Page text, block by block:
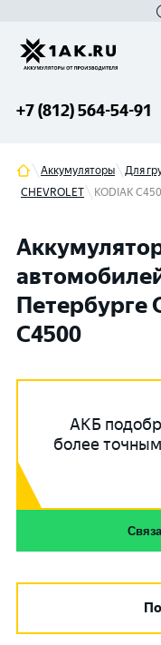
+7 (812) 564-54-91
Аккумуляторы Для
CHEVROLET
KODIAK
Петербурге
C4500
АКБ
более
Гатчина